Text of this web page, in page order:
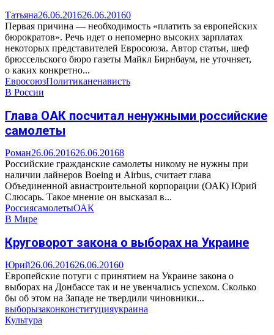
Татьяна26.06.201626.06.20160
Первая причина — необходимость «платить за европейских
бюрократов». Речь идет о непомерно высоких зарплатах
некоторых представителей Евросоюза. Автор статьи, шеф
брюссельского бюро газеты Майкл Бирнбаум, не уточняет,
о каких конкретно...
ЕвросоюзПолитиканенависть
В России
Глава ОАК посчитал ненужными российские
самолеты
Роман26.06.201626.06.20168
Российские гражданские самолеты никому не нужны при
наличии лайнеров Boeing и Airbus, считает глава
Объединенной авиастроительной корпорации (ОАК) Юрий
Слюсарь. Такое мнение он высказал в...
РоссиясамолетыОАК
В Мире
Круговорот закона о выборах на Украине
Юрий26.06.201626.06.20160
Европейские потуги с принятием на Украине закона о
выборах на Донбассе так и не увенчались успехом. Сколько
бы об этом на Западе не твердили чиновники...
выборызаконконституцияукраина
Культура